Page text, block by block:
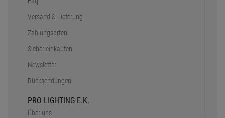
Versand & Lieferung
Zahlungsarten
Sicher einkaufen
Newsletter
Rücksendungen
PRO LIGHTING E.K.
Über uns